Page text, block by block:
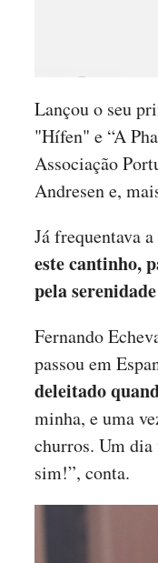
Lançou o seu
"Hífen" e “A
Associação
Andresen e,
Já frequentava
este cantinho,
pela
Fernando
passou em
deleitado
minha, e uma
churros. Um dia
sim!”, conta.